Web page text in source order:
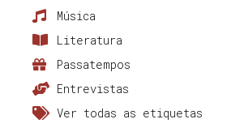
Música
Literatura
Passatempos
Entrevistas
Ver todas as etiquetas